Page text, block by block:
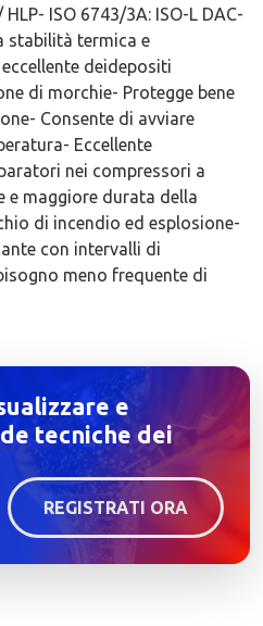
ISO 6743/3A: ISO-L DAC-
stabilità termica e
deidepositi
di morchie- Protegge bene
Consente di avviare
Eccellente
nei compressori a
e maggiore durata della
di incendio ed esplosione-
con intervalli di
meno frequente di
e
tecniche dei
REGISTRATI ORA